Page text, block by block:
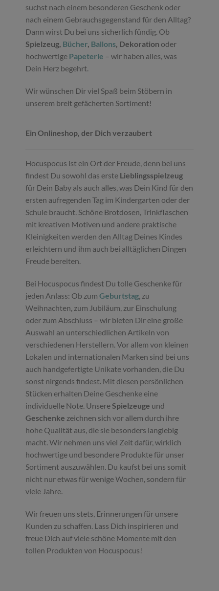
suchst nach einem besonderen Geschenk oder
nach einem Gebrauchsgegenstand für den Alltag?
Dann wirst Du bei uns sicherlich fündig. Ob
Spielzeug, Bücher, Ballons, Dekoration oder
hochwertige Papeterie – wir haben alles, was
Dein Herz begehrt.
Wir wünschen Dir viel Spaß beim Stöbern in
unserem breit gefächerten Sortiment!
Ein Onlineshop, der Dich verzaubert
Hocuspocus ist ein Ort der Freude, denn bei uns
findest Du sowohl das erste Lieblingsspielzeug
für Dein Baby als auch alles, was Dein Kind für den
ersten aufregenden Tag im Kindergarten oder der
Schule braucht. Schöne Brotdosen, Trinkflaschen
mit kreativen Motiven und andere praktische
Kleinigkeiten werden den Alltag Deines Kindes
erleichtern und ihm auch bei alltäglichen Dingen
Freude bereiten.
Bei Hocuspocus findest Du tolle Geschenke für
jeden Anlass: Ob zumGeburtstag, zu
Weihnachten, zum Jubiläum, zur Einschulung
oder zum Abschluss – wir bieten Dir eine große
Auswahl an unterschiedlichen Artikeln von
verschiedenen Herstellern. Vor allem von kleinen
Lokalen und internationalen Marken sind bei uns
auch handgefertigte Unikate vorhanden, die Du
sonst nirgends findest. Mit diesen persönlichen
Stücken erhalten Deine Geschenke eine
individuelle Note. UnsereSpielzeuge und
Geschenke zeichnen sich vor allem durch ihre
hohe Qualität aus, die sie besonders langlebig
macht. Wir nehmen uns viel Zeit dafür, wirklich
hochwertige und besondere Produkte für unser
Sortiment auszuwählen. Du kaufst bei uns somit
nicht nur etwas für wenige Wochen, sondern für
viele Jahre.
Wir freuen uns stets, Erinnerungen für unsere
Kunden zu schaffen. Lass Dich inspirieren und
freue Dich auf viele schöne Momente mit den
tollen Produkten von Hocuspocus!